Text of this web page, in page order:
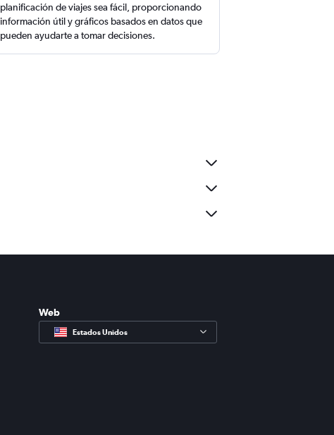
planificación de viajes sea fácil, proporcionando
información útil y gráficos basados en datos que
pueden ayudarte a tomar decisiones.
Web
Estados Unidos